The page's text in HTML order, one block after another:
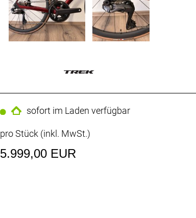
sofort im Laden verfügbar
pro Stück (inkl. MwSt.)
5.999,00 EUR